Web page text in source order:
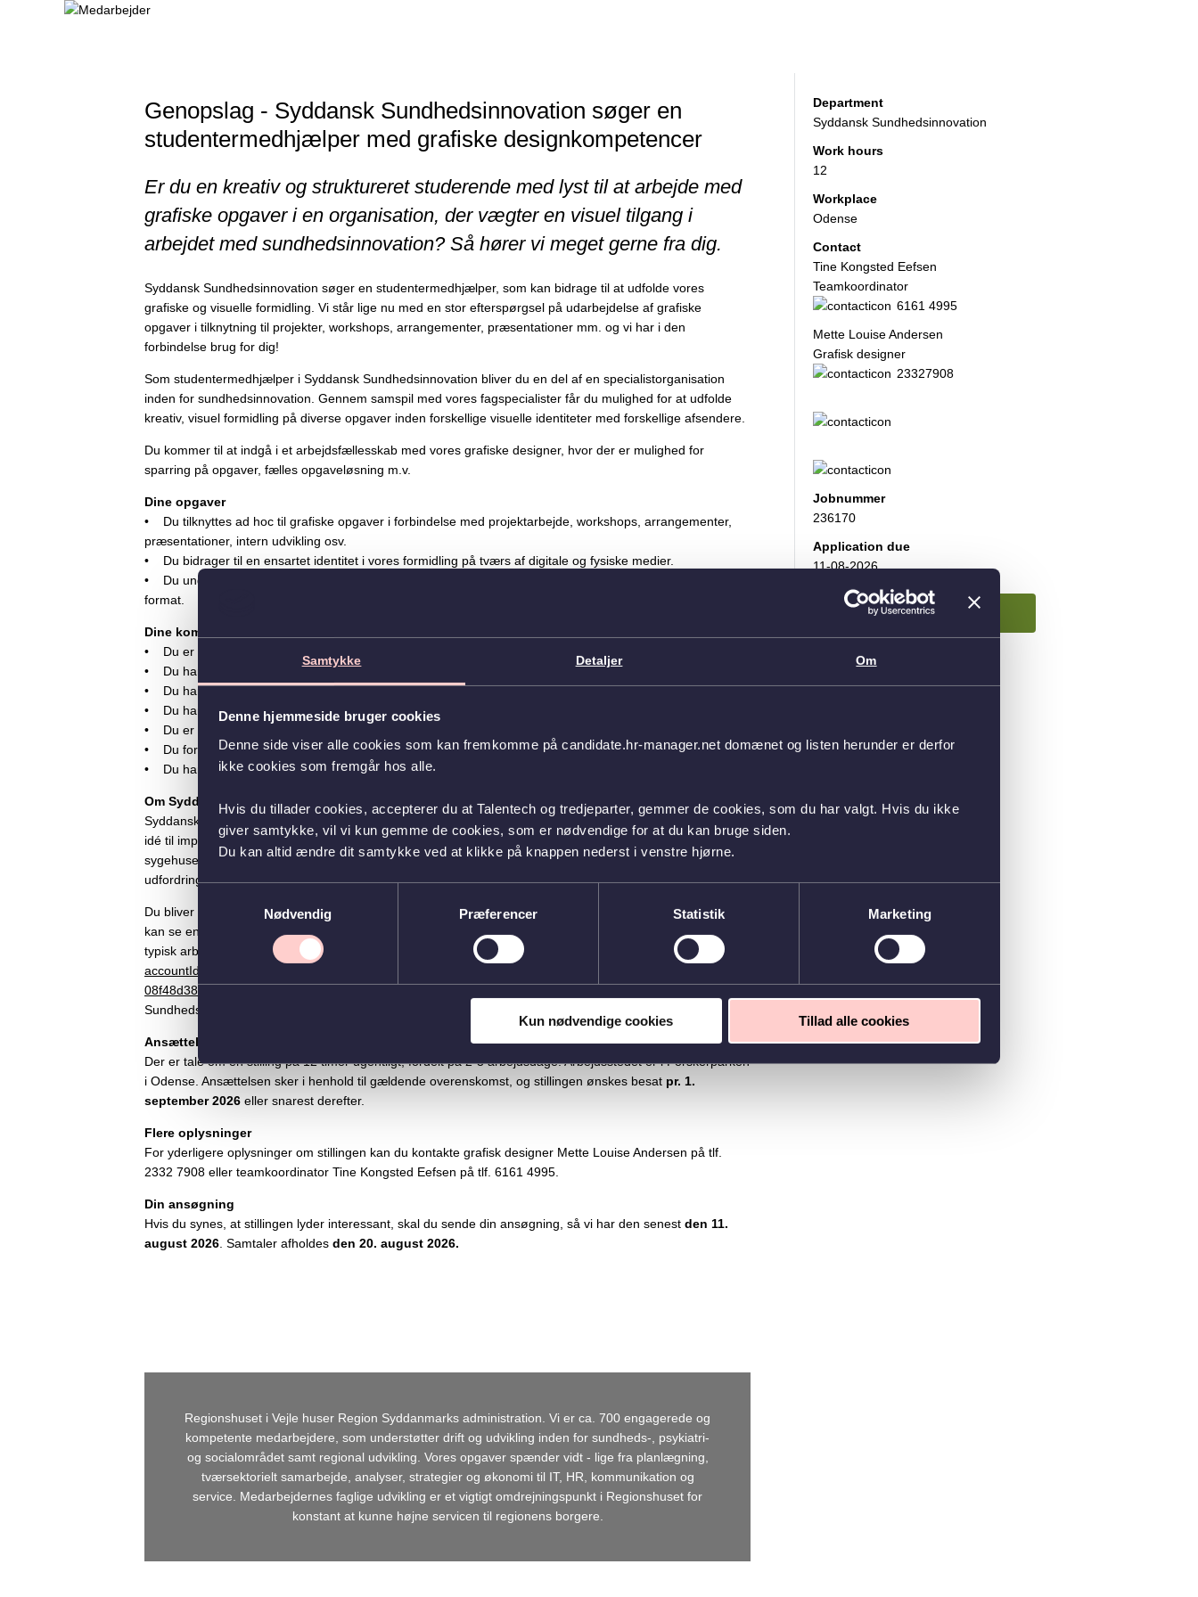
Samtykke Detaljer Om
Denne hjemmeside bruger cookies
Denne side viser alle cookies som kan fremkomme på candidate.hr-manager.net domænet og listen herunder er derfor
ikke cookies som fremgår hos alle.
Hvis du tillader cookies, accepterer du at Talentech og tredjeparter, gemmer de cookies, som du har valgt. Hvis du ikke
giver samtykke, vil vi kun gemme de cookies, som er nødvendige for at du kan bruge siden.
Du kan altid ændre dit samtykke ved at klikke på knappen nederst i venstre hjørne.
Nødvendig Præferencer Statistik Marketing
Kun nødvendige cookies Tillad alle cookies
Genopslag - Syddansk Sundhedsinnovation søger en
studentermedhjælper med grafiske designkompetencer
Er du en kreativ og struktureret studerende med lyst til at arbejde med
grafiske opgaver i en organisation, der vægter en visuel tilgang i
arbejdet med sundhedsinnovation? Så hører vi meget gerne fra dig.
Syddansk Sundhedsinnovation søger en studentermedhjælper, som kan bidrage til at udfolde vores
grafiske og visuelle formidling. Vi står lige nu med en stor efterspørgsel på udarbejdelse af grafiske
opgaver i tilknytning til projekter, workshops, arrangementer, præsentationer mm. og vi har i den
forbindelse brug for dig!
Som studentermedhjælper i Syddansk Sundhedsinnovation bliver du en del af en specialistorganisation
inden for sundhedsinnovation. Gennem samspil med vores fagspecialister får du mulighed for at udfolde
kreativ, visuel formidling på diverse opgaver inden forskellige visuelle identiteter med forskellige afsendere.
Du kommer til at indgå i et arbejdsfællesskab med vores grafiske designer, hvor der er mulighed for
sparring på opgaver, fælles opgaveløsning m.v.
Dine opgaver
• Du tilknyttes ad hoc til grafiske opgaver i forbindelse med projektarbejde, workshops, arrangementer,
præsentationer, intern udvikling osv.
• Du bidrager til en ensartet identitet i vores formidling på tværs af digitale og fysiske medier.
• Du understøtter vores projektledere i at formidle/kommunikere budskaber i et lettilgængeligt og visuelt
format.
Dine kompetencer
• Du er i gang med en uddannelse inden for grafisk design, visuel kommunikation eller lignende.
• Du har indgående kendskab til programmerne InDesign, Photoshop, Illustrator og lignende.
• Du har erfaring med at arbejde i PowerPoint og Word og evt. med at udarbejde designskabeloner heri.
• Du har kendskab til, hvad der udgør en visuel identitet og kan veksle mellem forskellige designguides.
• Du er initiativrig og brænder for at skabe kvalitet og sammenhæng i vores visuelle udtryk.
• Du formår at forenkle komplekse budskaber ved hjælp af visuelle virkemidler.
• Du har gode samarbejdsevner, da mange af dine opgaver kræver tæt sparring med kolleger.
Om Syddansk Sundhedsinnovation
Syddansk Sundhedsinnovation er en stabsfunktion i Region Syddanmark, der arbejder med innovation fra
idé til implementering. Vi samskaber løsninger til fremtidens sundhedsvæsen og understøtter regionens
sygehuse og de sociale centre i at udvikle deres ydelser og services, som svar på nuværende og fremtidige
udfordringer i det danske sundhedsvæsen.
Du bliver en del af en stab, der består af ca. 70 medarbejdere med forskellige specialistkompetencer. Du
kan se en video, hvor vores nuværende studentermedhjælper i grafisk design fortæller om, hvordan en
typisk arbejdsdag ser ud
https://play2.qbrick.com/qplayer/index.html?
accountId=AccjH5gwd9lLEaj5M7owJGgRQ&mediaId=4664ca86-402f-4ee4-a3db-
08f48d38d9ca&configId=979390ef-24ed-4d79-84ee-c3de3439bfc9
Sundhedsinnovation på
Ansættelsesforhold
Der er tale om en stilling på 12 timer ugentligt, fordelt på 2-3 arbejdsdage. Arbejdsstedet er i Forskerparken
i Odense. Ansættelsen sker i henhold til gældende overenskomst, og stillingen ønskes besat pr. 1.
september 2026 eller snarest derefter.
Flere oplysninger
For yderligere oplysninger om stillingen kan du kontakte grafisk designer Mette Louise Andersen på tlf.
2332 7908 eller teamkoordinator Tine Kongsted Eefsen på tlf. 6161 4995.
Din ansøgning
Hvis du synes, at stillingen lyder interessant, skal du sende din ansøgning, så vi har den senest den 11.
august 2026 . Samtaler afholdes den 20. august 2026.
Regionshuset i Vejle huser Region Syddanmarks administration. Vi er ca. 700 engagerede og
kompetente medarbejdere, som understøtter drift og udvikling inden for sundheds-, psykiatri-
og socialområdet samt regional udvikling. Vores opgaver spænder vidt - lige fra planlægning,
tværsektorielt samarbejde, analyser, strategier og økonomi til IT, HR, kommunikation og
service. Medarbejdernes faglige udvikling er et vigtigt omdrejningspunkt i Regionshuset for
konstant at kunne højne servicen til regionens borgere.
Department
Syddansk Sundhedsinnovation
Work hours
12
Workplace
Odense
Contact
Tine Kongsted Eefsen
Teamkoordinator
6161 4995
Mette Louise Andersen
Grafisk designer
23327908
Jobnummer
236170
Application due
11-08-2026
Læs mere om arbejdspladsen